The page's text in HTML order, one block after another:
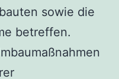
sowie die
betreffen.